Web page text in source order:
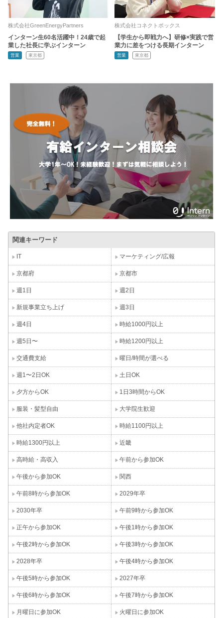
株式会社GreenEnergyPartners
インターン生60名活躍中！24歳で起
業した社長に学ぶインターン
営業 東京都
株式会社コネクトボックス
【学生から即戦力へ】研修×実践で営
業力に差をつける長期インターン
営業 東京都
関連キーワード
IT マーケティング/広報
京都府 京都市
週1日 週2日
新規事業立ち上げ 週3日
週4日 時給1000円以上
週5日〜 時給1200円以上
交通費支給 曜日/時間が選べる
週1〜2日OK 土日OK
夕方からOK 1日3時間からOK
服装・髪型自由 大学院生歓迎
他社内定者OK 時給1100円以上
時給1300円以上 近畿
高時給・高収入 午前から参加OK
午後から参加OK 関西
午前8時から参加OK 2029年卒
2030年卒 午前9時から参加OK
正午から参加OK 午後1時から参加OK
午後2時から参加OK 午後3時から参加OK
2028年卒 午後4時から参加OK
午後5時から参加OK 2027年卒
午後6時から参加OK 午後7時から参加OK
月曜日に参加OK 火曜日に参加OK